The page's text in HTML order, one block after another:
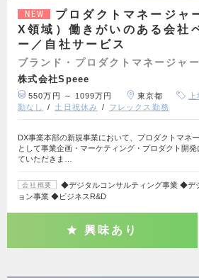
NEW
プロダクトマネージャ
X領域）働きがいのある会社
ー／自社サービス
ブランド・プロダクトマネージャー
株式会社Speee
550万円 ～ 1099万円 東京都
勤なし
土日祝休み フレックス勤務
DX事業本部の新規事業において、プロダクトマネ
として事業企画・マーケティング・プロダクト開発
ていただきま…
会社概要
◆デジタルコンサルティング事業 ◆デ
ョン事業 ◆ビジネスR&D
興味あり